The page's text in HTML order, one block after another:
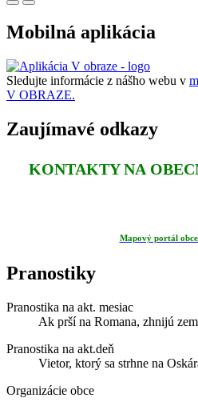
Mobilná aplikácia
Sledujte informácie z nášho webu v
V OBRAZE.
Zaujímavé odkazy
KONTAKTY NA
Mapový portál
Pranostiky
Pranostika na akt. mesiac
Ak prší na Romana, zhnijú
Pranostika na akt.deň
Vietor, ktorý sa strhne na
Organizácie obce